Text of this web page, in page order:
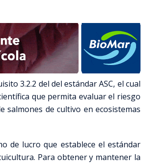
3.2.2 del del estándar ASC, el cual
que permita evaluar el riesgo
salmones de cultivo en ecosistemas
de lucro que establece el estándar
Para obtener y mantener la